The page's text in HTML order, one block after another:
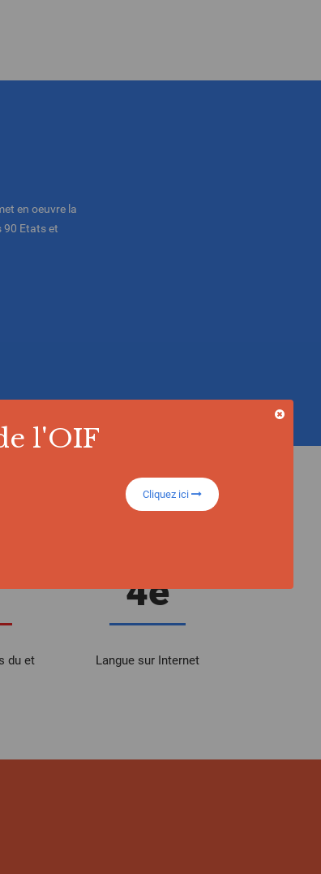
en oeuvre la
90 Etats et
du et
4e
Langue sur Internet
l'OIF
Cliquez ici